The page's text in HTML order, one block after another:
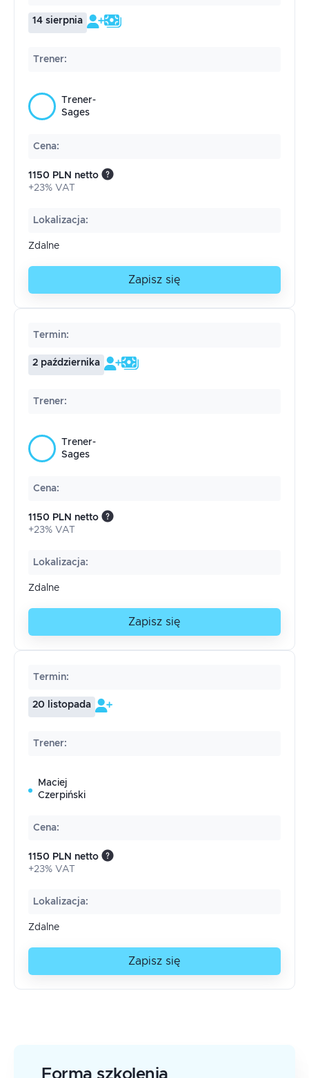
14 sierpnia
Trener:
Trener-
Sages
Cena:
1150 PLN netto
+23% VAT
Lokalizacja:
Zdalne
Zapisz się
Termin:
2 października
Trener:
Trener-
Sages
Cena:
1150 PLN netto
+23% VAT
Lokalizacja:
Zdalne
Zapisz się
Termin:
20 listopada
Trener:
Maciej
Czerpiński
Cena:
1150 PLN netto
+23% VAT
Lokalizacja:
Zdalne
Zapisz się
Forma szkolenia